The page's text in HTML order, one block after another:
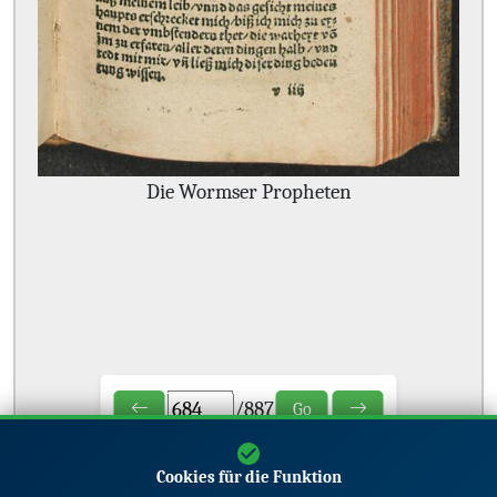
Die Wormser Propheten
/887 Go
Cookies für die Funktion